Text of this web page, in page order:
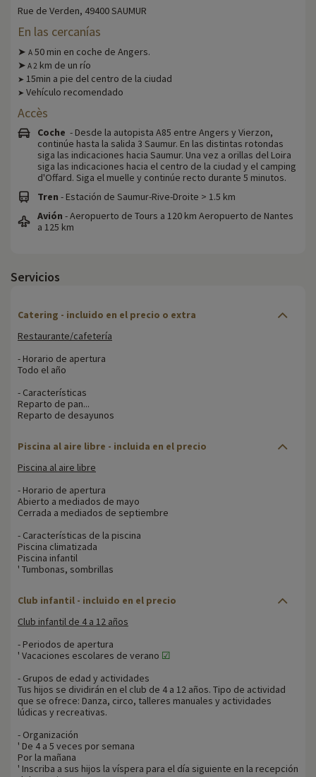
Rue de Verden, 49400 SAUMUR
En las cercanías
➤ A 50 min en coche de Angers.
➤ A2 km de un río
➤ 15min a pie del centro de la ciudad
➤ Vehículo recomendado
Accès
Coche - Desde la autopista A85 entre Angers y Vierzon,
continúe hasta la salida 3 Saumur. En las distintas rotondas
siga las indicaciones hacia Saumur. Una vez a orillas del Loira
siga las indicaciones hacia el centro de la ciudad y el camping
d'Offard. Siga el muelle y continúe recto durante 5 minutos.
Tren - Estación de Saumur-Rive-Droite > 1.5 km
Avión - Aeropuerto de Tours a 120 km Aeropuerto de Nantes
a 125 km
Servicios
Catering - incluido en el precio o extra
Restaurante/cafetería
- Horario de apertura
Todo el año
- Características
Reparto de pan...
Reparto de desayunos
Piscina al aire libre - incluida en el precio
Piscina al aire libre
- Horario de apertura
Abierto a mediados de mayo
Cerrada a mediados de septiembre
- Características de la piscina
Piscina climatizada
Piscina infantil
' Tumbonas, sombrillas
Club infantil - incluido en el precio
Club infantil de 4 a 12 años
- Periodos de apertura
' Vacaciones escolares de verano ☑
- Grupos de edad y actividades
Tus hijos se dividirán en el club de 4 a 12 años. Tipo de actividad
que se ofrece: Danza, circo, talleres manuales y actividades
lúdicas y recreativas.
- Organización
' De 4 a 5 veces por semana
Por la mañana
' Inscriba a sus hijos la víspera para el día siguiente en la recepción